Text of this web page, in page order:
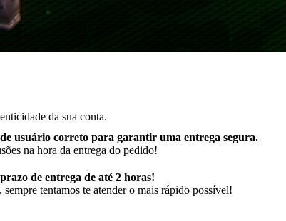
da sua conta.
usuário correto para garantir uma entrega segura.
na hora da entrega do pedido!
de entrega de até 2 horas!
tentamos te atender o mais rápido possível!